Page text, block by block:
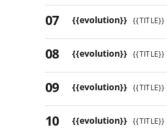
{{evolution}} {{TITLE}}
{{evolution}} {{TITLE}}
{{evolution}} {{TITLE}}
{{evolution}} {{TITLE}}